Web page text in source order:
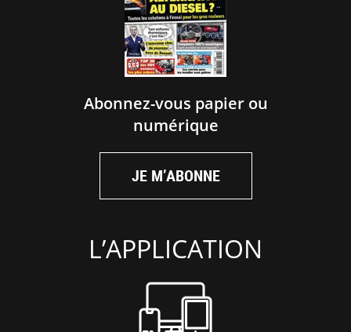
Abonnez-vous papier ou
numérique
JE M’ABONNE
L’APPLICATION